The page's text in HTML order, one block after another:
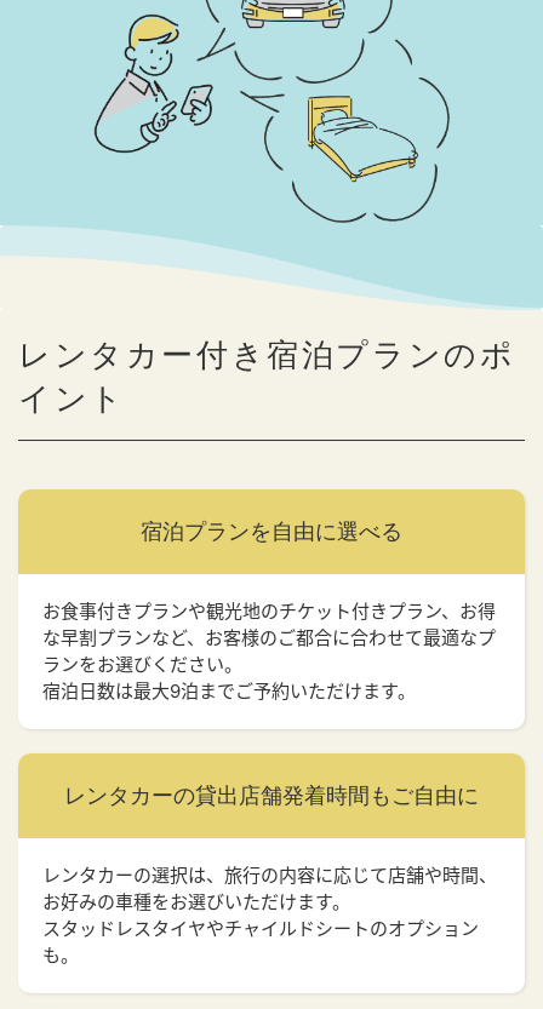
レンタカー付き宿泊プランのポ
イント
宿泊プランを 自由に選べる
お食事付きプランや観光地のチケット付きプラン、お得
な早割プランなど、お客様のご都合に合わせて最適なプ
ランをお選びください。
宿泊日数は最大9泊までご予約いただけます。
レンタカーの貸出店舗発着時間もご自由に
レンタカーの選択は、旅行の内容に応じて店舗や時間、
お好みの車種をお選びいただけます。
スタッドレスタイヤやチャイルドシートのオプション
も。